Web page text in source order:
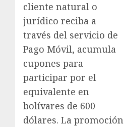
cliente natural o
jurídico reciba a
través del servicio de
Pago Móvil, acumula
cupones para
participar por el
equivalente en
bolívares de 600
dólares. La promoción